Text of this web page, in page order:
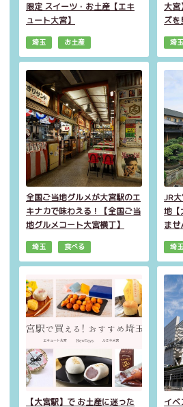
限定 スイーツ・お土産【エキ
ュート大宮】
埼玉 お土産
大宮
ズを
埼玉
全国ご当地グルメが大宮駅のエ
キナカで味わえる！【全国ご当
地グルメコート大宮横丁】
埼玉 食べる
JR
地【
ませ
埼玉
【大宮駅】で お土産に迷った イベ